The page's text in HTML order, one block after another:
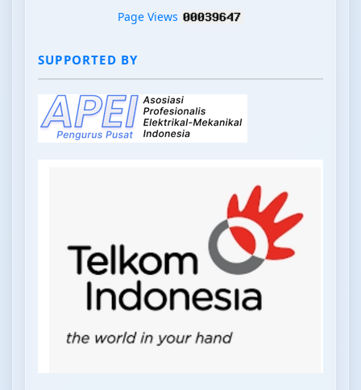
Page Views
SUPPORTED BY